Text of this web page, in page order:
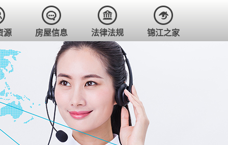
源 房屋信息 法律法规 锦江之家